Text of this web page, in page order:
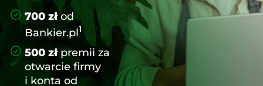
700 złod
Bankier.pl1
500 złpremii za
otwarcie firmy
i konta od